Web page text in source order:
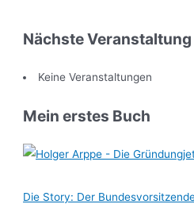
Nächste Veranstaltung
Keine Veranstaltungen
Mein erstes Buch
Die Story: Der